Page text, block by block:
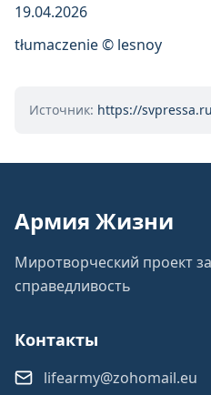
19.04.2026
tłumaczenie © lesnoy
Источник: https://
Армия Жизни
Миротворческий проект
справедливость
Контакты
lifearmy@zohomail.eu